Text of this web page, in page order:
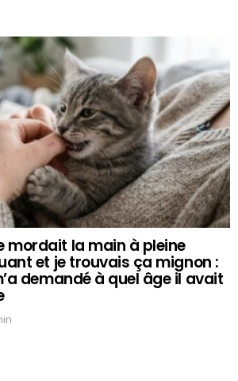
mordait la main à pleine
et je trouvais ça mignon :
demandé à quel âge il avait